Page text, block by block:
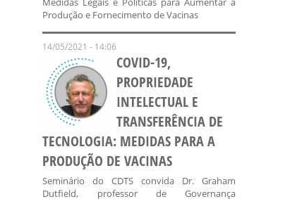
Produção e Fornecimento de Vacinas
14/05/2021 - 14:06
COVID-19,
PROPRIEDADE
INTELECTUAL E
TRANSFERÊNCIA DE
TECNOLOGIA: MEDIDAS PARA A
PRODUÇÃO DE VACINAS
Seminário do CDTS convida Dr. Graham
Dutfield, professor de Governança